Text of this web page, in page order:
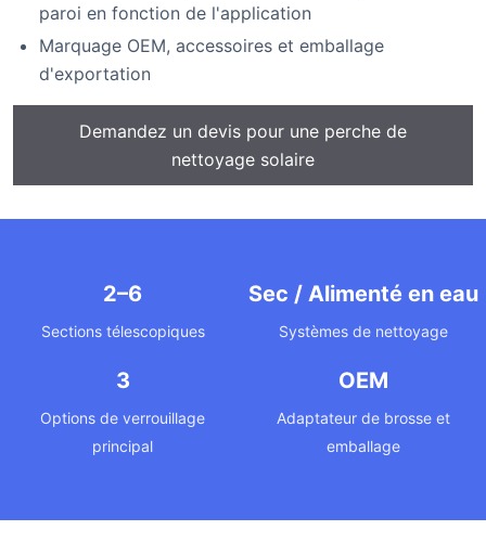
paroi en fonction de l'application
Marquage OEM, accessoires et emballage
d'exportation
Demandez un devis pour une perche de
nettoyage solaire
2–6
Sections télescopiques
Sec / Alimenté en eau
Systèmes de nettoyage
3
Options de verrouillage
principal
OEM
Adaptateur de brosse et
emballage